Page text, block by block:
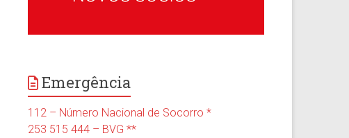
Emergência
112 – Número Nacional de Socorro *
253 515 444 – BVG **